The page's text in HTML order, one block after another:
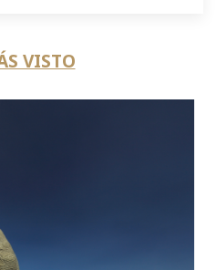
VISTO